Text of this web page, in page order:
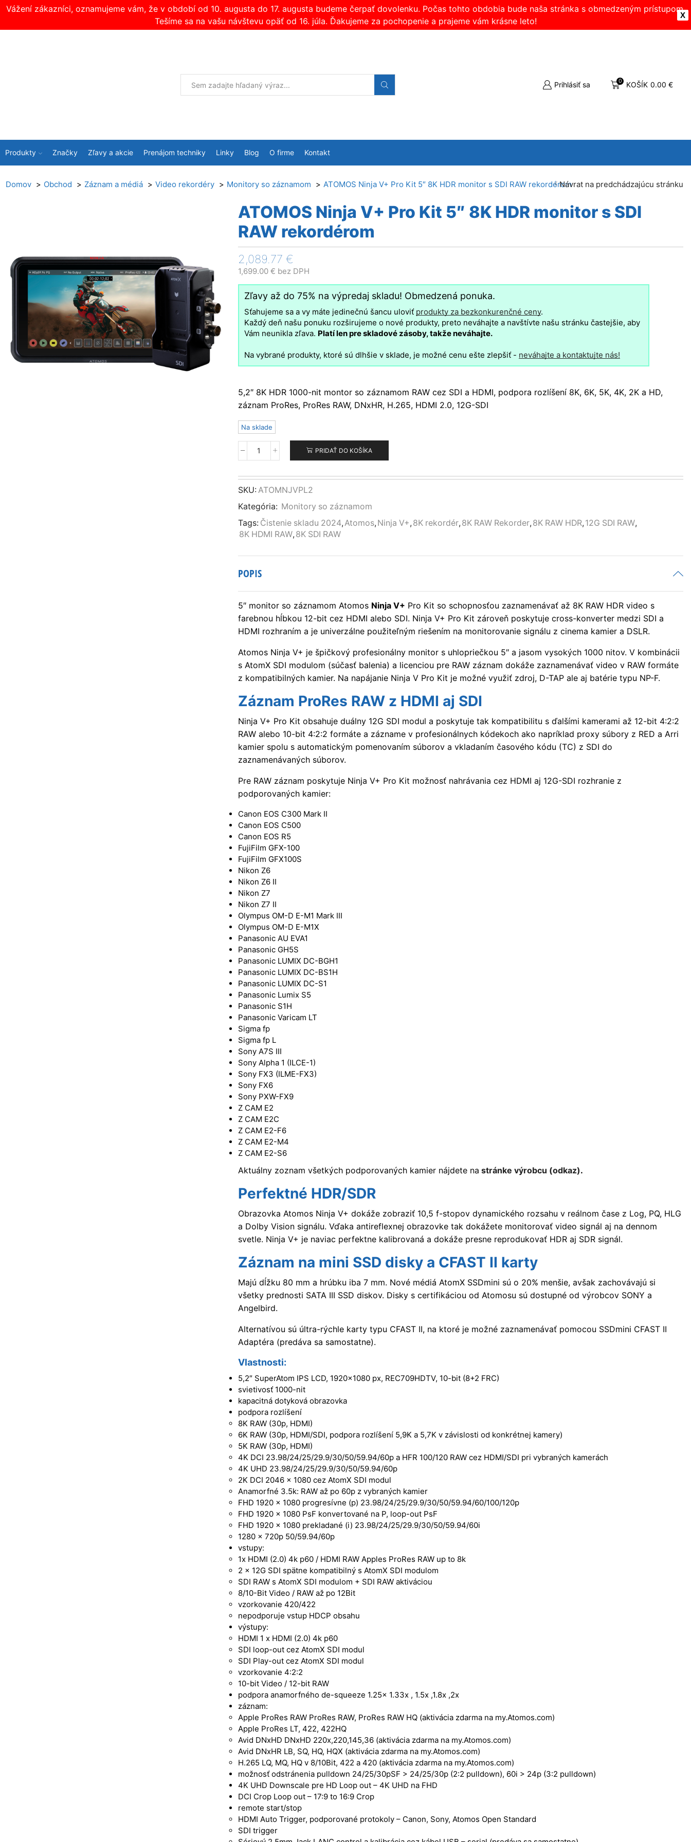
X
Vážení zákazníci, oznamujeme vám, že v období od 10. augusta do 17. augusta budeme čerpať dovolenku. Počas tohto obdobia bude naša stránka s obmedzeným prístupom.
Tešíme sa na vašu návštevu opäť od 16. júla. Ďakujeme za pochopenie a prajeme vám krásne leto!
Prihlásiť sa 0 KOŠÍK 0.00 €
Produkty Značky Zľavy a akcie Prenájom techniky Linky Blog O firme Kontakt
Domov Obchod Záznam a médiá Video rekordéry Monitory so záznamom ATOMOS Ninja V+ Pro Kit 5″ 8K HDR monitor s SDI RAW rekordéromNávrat na predchádzajúcu stránku
ATOMOS Ninja V+ Pro Kit 5″ 8K HDR monitor s SDI
RAW rekordérom
2,089.77 €
1,699.00 € bez DPH
Zľavy až do 75% na výpredaj skladu! Obmedzená ponuka.
Sťahujeme sa a vy máte jedinečnú šancu uloviť produkty za bezkonkurenčné ceny.
Každý deň našu ponuku rozširujeme o nové produkty, preto neváhajte a navštívte našu stránku častejšie, aby
Vám neunikla zľava. Platí len pre skladové zásoby, takže neváhajte.
Na vybrané produkty, ktoré sú dlhšie v sklade, je možné cenu ešte zlepšiť - neváhajte a kontaktujte nás!
5,2″ 8K HDR 1000-nit montor so záznamom RAW cez SDI a HDMI, podpora rozlíšení 8K, 6K, 5K, 4K, 2K a HD,
záznam ProRes, ProRes RAW, DNxHR, H.265, HDMI 2.0, 12G-SDI
Na sklade
množstvo
Ninja
V+
Kit
5"
8K
SDI
PRIDAŤ DO KOŠÍKA
SKU: ATOMNJVPL2
Kategória: Monitory so záznamom
Tags: Čistenie skladu 2024,Atomos, Ninja V+, 8K rekordér, 8K RAW Rekorder, 8K RAW HDR, 12G SDI RAW,
8K HDMI RAW, 8K SDI RAW
POPIS
5″ monitor so záznamom Atomos Ninja V+ Pro Kit so schopnosťou zaznamenávať až 8K RAW HDR video s
farebnou hĺbkou 12-bit cez HDMI alebo SDI. Ninja V+ Pro Kit zároveň poskytuje cross-konverter medzi SDI a
HDMI rozhraním a je univerzálne použiteľným riešením na monitorovanie signálu z cinema kamier a DSLR.
Atomos Ninja V+ je špičkový profesionálny monitor s uhlopriečkou 5″ a jasom vysokých 1000 nitov. V kombinácii
s AtomX SDI modulom (súčasť balenia) a licenciou pre RAW záznam dokáže zaznamenávať video v RAW formáte
z kompatibilných kamier. Na napájanie Ninja V Pro Kit je možné využiť zdroj, D-TAP ale aj batérie typu NP-F.
Záznam ProRes RAW z HDMI aj SDI
Ninja V+ Pro Kit obsahuje duálny 12G SDI modul a poskytuje tak kompatibilitu s ďalšími kamerami až 12-bit 4:2:2
RAW alebo 10-bit 4:2:2 formáte a zázname v profesionálnych kódekoch ako napríklad proxy súbory z RED a Arri
kamier spolu s automatickým pomenovaním súborov a vkladaním časového kódu (TC) z SDI do
zaznamenávaných súborov.
Pre RAW záznam poskytuje Ninja V+ Pro Kit možnosť nahrávania cez HDMI aj 12G-SDI rozhranie z
podporovaných kamier:
Canon EOS C300 Mark II
Canon EOS C500
Canon EOS R5
FujiFilm GFX-100
FujiFilm GFX100S
Nikon Z6
Nikon Z6 II
Nikon Z7
Nikon Z7 II
Olympus OM-D E-M1 Mark III
Olympus OM-D E-M1X
Panasonic AU EVA1
Panasonic GH5S
Panasonic LUMIX DC-BGH1
Panasonic LUMIX DC-BS1H
Panasonic LUMIX DC-S1
Panasonic Lumix S5
Panasonic S1H
Panasonic Varicam LT
Sigma fp
Sigma fp L
Sony A7S III
Sony Alpha 1 (ILCE-1)
Sony FX3 (ILME-FX3)
Sony FX6
Sony PXW-FX9
Z CAM E2
Z CAM E2C
Z CAM E2-F6
Z CAM E2-M4
Z CAM E2-S6
Aktuálny zoznam všetkých podporovaných kamier nájdete na stránke výrobcu (odkaz).
Perfektné HDR/SDR
Obrazovka Atomos Ninja V+ dokáže zobraziť 10,5 f-stopov dynamického rozsahu v reálnom čase z Log, PQ, HLG
a Dolby Vision signálu. Vďaka antireflexnej obrazovke tak dokážete monitorovať video signál aj na dennom
svetle. Ninja V+ je naviac perfektne kalibrovaná a dokáže presne reprodukovať HDR aj SDR signál.
Záznam na mini SSD disky a CFAST II karty
Majú dĺžku 80 mm a hrúbku iba 7 mm. Nové médiá AtomX SSDmini sú o 20% menšie, avšak zachovávajú si
všetky prednosti SATA III SSD diskov. Disky s certifikáciou od Atomosu sú dostupné od výrobcov SONY a
Angelbird.
Alternatívou sú últra-rýchle karty typu CFAST II, na ktoré je možné zaznamenávať pomocou SSDmini CFAST II
Adaptéra (predáva sa samostatne).
Vlastnosti:
5,2″ SuperAtom IPS LCD, 1920×1080 px, REC709HDTV, 10-bit (8+2 FRC)
svietivosť 1000-nit
kapacitná dotyková obrazovka
podpora rozlíšení
8K RAW (30p, HDMI)
6K RAW (30p, HDMI/SDI, podpora rozlíšení 5,9K a 5,7K v závislosti od konkrétnej kamery)
5K RAW (30p, HDMI)
4K DCI 23.98/24/25/29.9/30/50/59.94/60p a HFR 100/120 RAW cez HDMI/SDI pri vybraných kamerách
4K UHD 23.98/24/25/29.9/30/50/59.94/60p
2K DCI 2046 x 1080 cez AtomX SDI modul
Anamorfné 3.5k: RAW až po 60p z vybraných kamier
FHD 1920 x 1080 progresívne (p) 23.98/24/25/29.9/30/50/59.94/60/100/120p
FHD 1920 x 1080 PsF konvertované na P, loop-out PsF
FHD 1920 x 1080 prekladané (i) 23.98/24/25/29.9/30/50/59.94/60i
1280 x 720p 50/59.94/60p
vstupy:
1x HDMI (2.0) 4k p60 / HDMI RAW Apples ProRes RAW up to 8k
2 x 12G SDI spätne kompatibilný s AtomX SDI modulom
SDI RAW s AtomX SDI modulom + SDI RAW aktiváciou
8/10-Bit Video / RAW až po 12Bit
vzorkovanie 420/422
nepodporuje vstup HDCP obsahu
výstupy:
HDMI 1 x HDMI (2.0) 4k p60
SDI loop-out cez AtomX SDI modul
SDI Play-out cez AtomX SDI modul
vzorkovanie 4:2:2
10-bit Video / 12-bit RAW
podpora anamorfného de-squeeze 1.25x 1.33x , 1.5x ,1.8x ,2x
záznam:
Apple ProRes RAW ProRes RAW, ProRes RAW HQ (aktivácia zdarma na my.Atomos.com)
Apple ProRes LT, 422, 422HQ
Avid DNxHD DNxHD 220x,220,145,36 (aktivácia zdarma na my.Atomos.com)
Avid DNxHR LB, SQ, HQ, HQX (aktivácia zdarma na my.Atomos.com)
H.265 LQ, MQ, HQ v 8/10Bit, 422 a 420 (aktivácia zdarma na my.Atomos.com)
možnosť odstránenia pulldown 24/25/30pSF > 24/25/30p (2:2 pulldown), 60i > 24p (3:2 pulldown)
4K UHD Downscale pre HD Loop out – 4K UHD na FHD
DCI Crop Loop out – 17:9 to 16:9 Crop
remote start/stop
HDMI Auto Trigger, podporované protokoly – Canon, Sony, Atomos Open Standard
SDI trigger